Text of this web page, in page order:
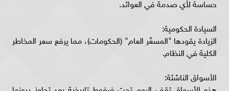
حساسة لأي صدمة في العوائد.
السيادة الحكومية:
الزيادة يقودها "المسعَّر العام" (الحكومات)، مما يرفع سعر المخاطر
الكلية في النظام.
الأسواق الناشئة: